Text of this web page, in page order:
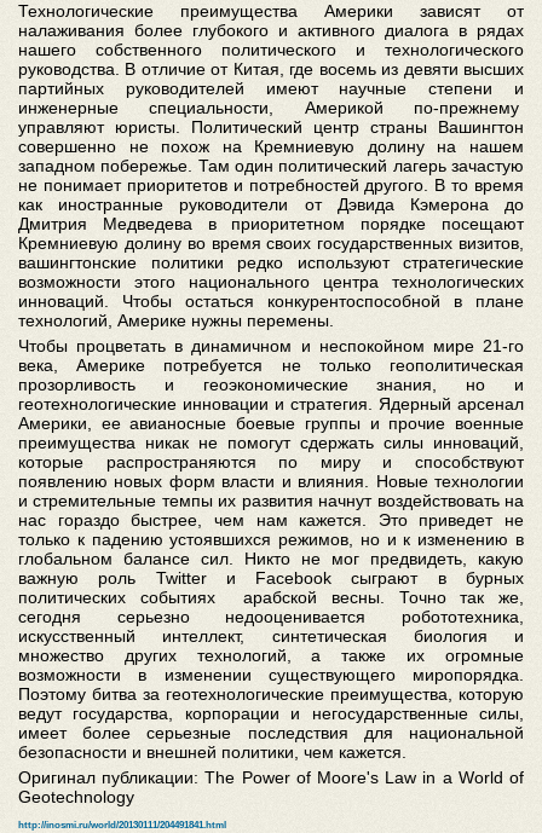
Технологические преимущества Америки зависят от
налаживания более глубокого и активного диалога в рядах
нашего собственного политического и технологического
руководства. В отличие от Китая, где восемь из девяти высших
партийных руководителей имеют научные степени и
инженерные специальности, Америкой по-прежнему
управляют юристы. Политический центр страны Вашингтон
совершенно не похож на Кремниевую долину на нашем
западном побережье. Там один политический лагерь зачастую
не понимает приоритетов и потребностей другого. В то время
как иностранные руководители от Дэвида Кэмерона до
Дмитрия Медведева в приоритетном порядке посещают
Кремниевую долину во время своих государственных визитов,
вашингтонские политики редко используют стратегические
возможности этого национального центра технологических
инноваций. Чтобы остаться конкурентоспособной в плане
технологий, Америке нужны перемены.
Чтобы процветать в динамичном и неспокойном мире 21-го
века, Америке потребуется не только геополитическая
прозорливость и геоэкономические знания, но и
геотехнологические инновации и стратегия. Ядерный арсенал
Америки, ее авианосные боевые группы и прочие военные
преимущества никак не помогут сдержать силы инноваций,
которые распространяются по миру и способствуют
появлению новых форм власти и влияния. Новые технологии
и стремительные темпы их развития начнут воздействовать на
нас гораздо быстрее, чем нам кажется. Это приведет не
только к падению устоявшихся режимов, но и к изменению в
глобальном балансе сил. Никто не мог предвидеть, какую
важную роль Twitter и Facebook сыграют в бурных
политических событиях арабской весны. Точно так же,
сегодня серьезно недооценивается робототехника,
искусственный интеллект, синтетическая биология и
множество других технологий, а также их огромные
возможности в изменении существующего миропорядка.
Поэтому битва за геотехнологические преимущества, которую
ведут государства, корпорации и негосударственные силы,
имеет более серьезные последствия для национальной
безопасности и внешней политики, чем кажется.
Оригинал публикации: The Power of Moore's Law in a World of
Geotechnology
http://inosmi.ru/world/20130111/204491841.html